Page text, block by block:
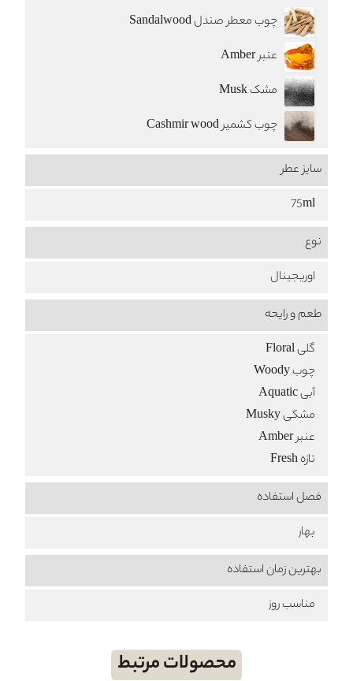
چوب معطر صندل Sandalwood
عنبر Amber
مشک Musk
چوب کشمیر Cashmir wood
سایز عطر
75ml
نوع
اوریجینال
طعم‌ و رایحه
گلی Floral
چوب Woody
آبی Aquatic
مشکی Musky
عنبر Amber
تازه Fresh
فصل استفاده
بهار
بهترین زمان استفاده
مناسب روز
محصولات مرتبط